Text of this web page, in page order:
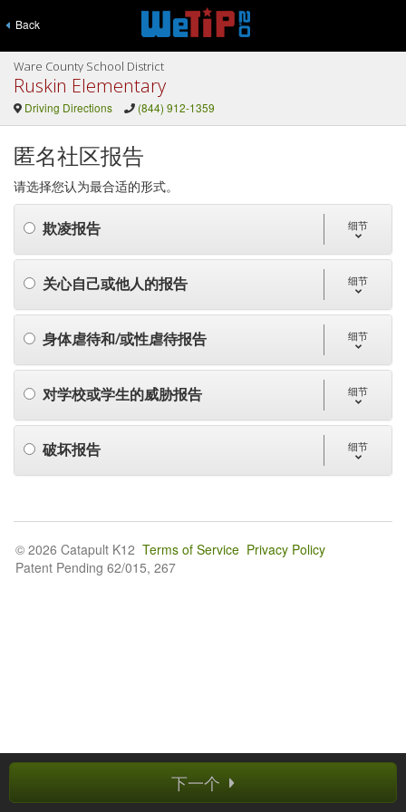
Back
Ware County School District
Ruskin Elementary
Driving Directions (844) 912-1359
匿名社区报告
请选择您认为最合适的形式。
欺凌报告 细节
关心自己或他人的报告 细节
身体虐待和/或性虐待报告 细节
对学校或学生的威胁报告 细节
破坏报告 细节
下一个
© 2026 Catapult K12 Terms of Service Privacy Policy
Patent Pending 62/015, 267